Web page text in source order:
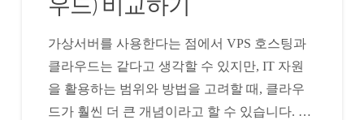
가상서버를 사용한다는 점에서 VPS 호스팅과
클라우드는 같다고 생각할 수 있지만, IT 자원
을 활용하는 범위와 방법을 고려할 때, 클라우
드가 훨씬 더 큰 개념이라고 할 수 있습니다. …